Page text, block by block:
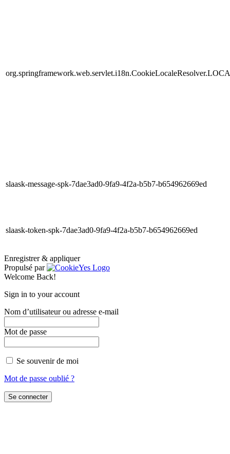
slaask-message-spk-7dae3ad0-9fa9-4f2a-b5b7-b654962669ed
slaask-token-spk-7dae3ad0-9fa9-4f2a-b5b7-b654962669ed
Enregistrer & appliquer
Propulsé par
Welcome Back!
Sign in to your account
Nom d’utilisateur ou adresse e-mail
Mot de passe
Se souvenir de moi
Mot de passe oublié ?